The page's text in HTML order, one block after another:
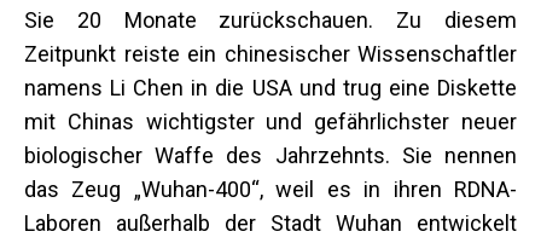
Sie 20 Monate zurückschauen. Zu diesem
Zeitpunkt reiste ein chinesischer Wissenschaftler
namens Li Chen in die USA und trug eine Diskette
mit Chinas wichtigster und gefährlichster neuer
biologischer Waffe des Jahrzehnts. Sie nennen
das Zeug „Wuhan-400“, weil es in ihren RDNA-
Laboren außerhalb der Stadt Wuhan entwickelt